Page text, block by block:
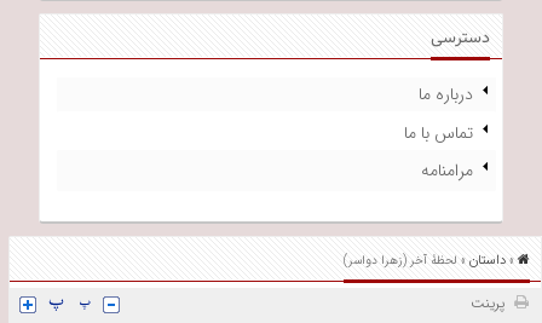
دسترسی
درباره ما
تماس با ما
مرامنامه
» داستان» لحظۀ آخر (زهرا دواسر)
پرینت